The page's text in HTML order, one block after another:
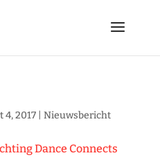
4, 2017| Nieuwsbericht
Dance Connects